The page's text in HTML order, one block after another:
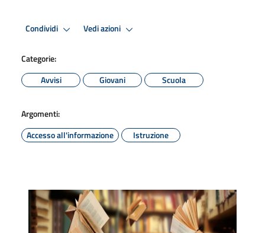
Condividi Vedi azioni
Categorie:
Avvisi
Giovani Scuola
Argomenti:
Accesso all'informazione
Istruzione